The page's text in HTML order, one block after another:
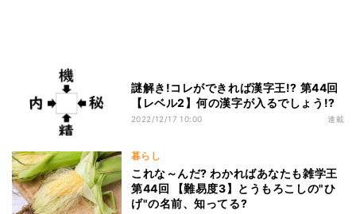
謎解き!コレができれば漢字王!? 第44回
【レベル2】何の漢字が入るでしょう!?
2022/12/17 10:00 連載
暮らし
これな～んだ? わかればあなたも雑学王
第44回 【難易度3】とうもろこしの"ひ
げ"の名前、知ってる?